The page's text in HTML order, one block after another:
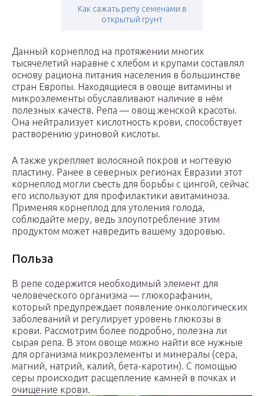
Как сажать репу семенами в
открытый грунт
Данный корнеплод на протяжении многих
тысячелетий наравне с хлебом и крупами составлял
основу рациона питания населения в большинстве
стран Европы. Находящиеся в овоще витамины и
микроэлементы обуславливают наличие в нём
полезных качеств. Репа — овощ женской красоты.
Она нейтрализует кислотность крови, способствует
растворению уриновой кислоты.
А также укрепляет волосяной покров и ногтевую
пластину. Ранее в северных регионах Евразии этот
корнеплод могли съесть для борьбы с цингой, сейчас
его используют для профилактики авитаминоза.
Применяя корнеплод для утоления голода,
соблюдайте меру, ведь злоупотребление этим
продуктом может навредить вашему здоровью.
Польза
В репе содержится необходимый элемент для
человеческого организма — глюкорафанин,
который предупреждает появление онкологических
заболеваний и регулирует уровень глюкозы в
крови. Рассмотрим более подробно, полезна ли
сырая репа. В этом овоще можно найти все нужные
для организма микроэлементы и минералы (сера,
магний, натрий, калий, бета-каротин). С помощью
серы происходит расщепление камней в почках и
очищение крови.